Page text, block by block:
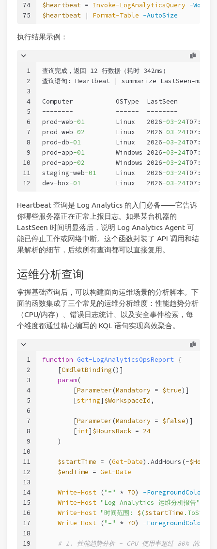
74
75
$heartbeat = Invoke-LogAnalyticsQuery -
$heartbeat | Format-Table -AutoSize
执行结果示例：
1
2
3
4
5
6
7
8
9
10
11
12
查询完成，返回 12 行数据（耗时 342ms）
查询语句: Heartbeat | summarize
Computer           OSType  LastSeen
--------           ------  --------
prod-web-01
        Linux   2026
-03-24
prod-web-02
        Linux   2026
-03-24
prod-db-01
         Linux   2026
-03-24
prod-app-01
        Windows 2026
-03-24
prod-app-02
        Windows 2026
-03-24
staging-web-01
     Linux   2026
-03-24
dev-box-01
         Linux   2026
-03-24
Heartbeat 查询是 Log Analytics 的入门必备——它告诉
你哪些服务器正在正常上报日志。如果某台机器的
LastSeen 时间明显落后，说明 Log Analytics Agent 可
能已停止工作或网络中断。这个函数封装了 API 调用和结
果解析的细节，后续所有查询都可以直接复用。
运维分析查询
掌握基础查询后，可以构建面向运维场景的分析脚本。下
面的函数集成了三个常见的运维分析维度：性能趋势分析
（CPU/内存）、错误日志统计、以及安全事件检索，每
个维度都通过精心编写的 KQL 语句实现高效聚合。
1
2
3
4
5
6
7
8
9
10
11
12
13
14
15
16
17
18
19
function Get-LogAnalyticsOpsReport {
[CmdletBinding ()]
param(
        [
Parameter (Mandatory = $true)]
        [
string] $WorkspaceId,
        [
Parameter (Mandatory = $false)]
        [
int] $HoursBack = 24
    )
$startTime = (Get-Date).AddHours(-
$endTime = Get-Date
Write-Host ("=" * 70) -ForegroundColor
Write-Host "Log Analytics 运维分析报告"
Write-Host "时间范围: $ ($startTime
Write-Host ("=" * 70) -ForegroundColor
# 1. 性能趋势分析 - CPU 使用率超过 80% 的虚拟